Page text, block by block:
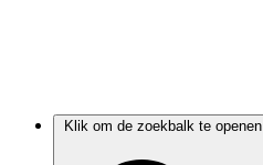
Klik om de zoekbalk te openen